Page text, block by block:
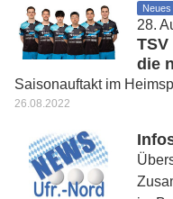
28.
die
Saisonauftakt im
26.08.2022